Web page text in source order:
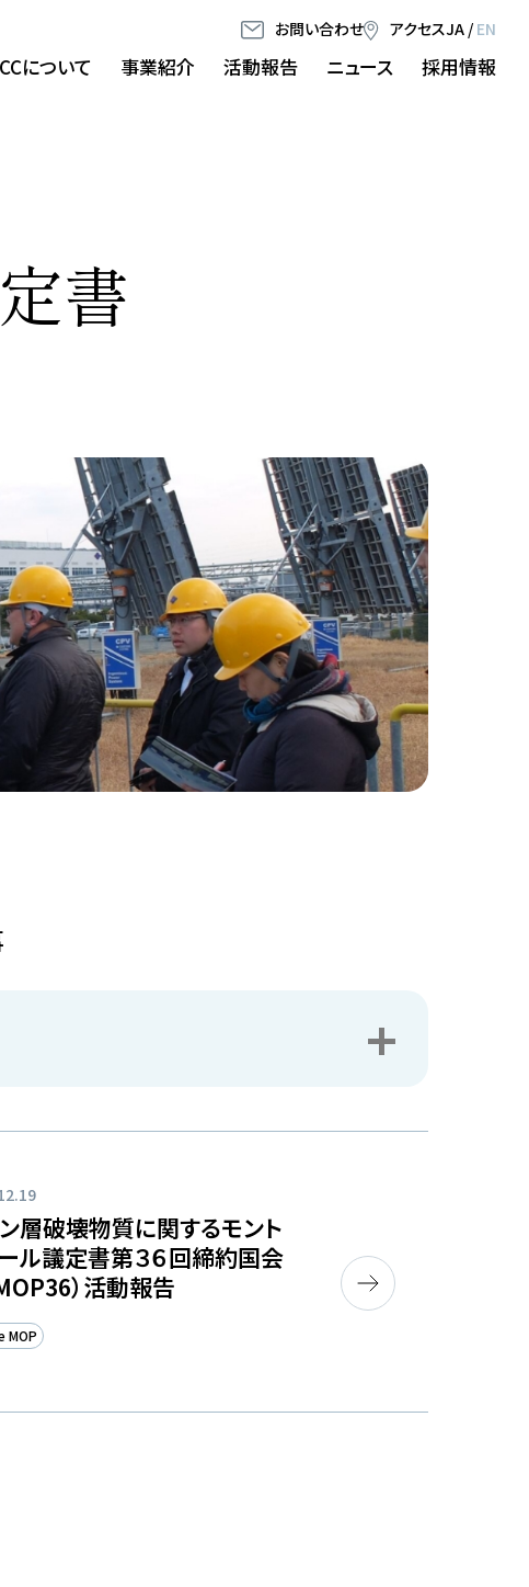
お問い合わせ アクセスJA / EN
について 事業紹介 活動報告 ニュース 採用情報
書
層破壊物質に関するモント
ル議定書第３６回締約国会
）活動報告
MOP